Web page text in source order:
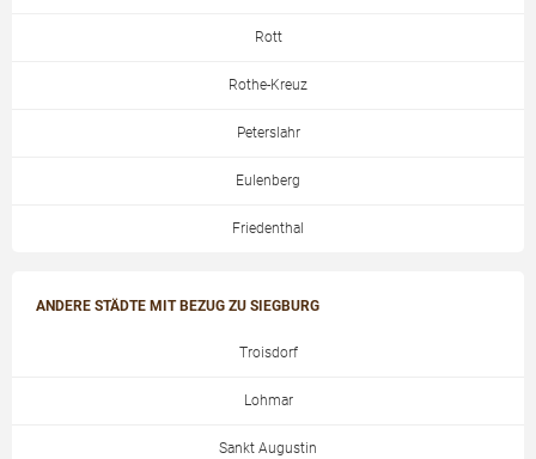
Rott
Rothe-Kreuz
Peterslahr
Eulenberg
Friedenthal
ANDERE STÄDTE MIT BEZUG ZU SIEGBURG
Troisdorf
Lohmar
Sankt Augustin